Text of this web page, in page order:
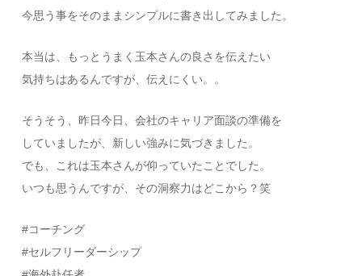
今思う事をそのままシンプルに書き出してみま した。
本当は、もっとうまく玉本さんの良さを伝えたい
気持ちはあるんですが、伝えにくい。。
そうそう、昨日今日、会社のキャリア面談の準備を
していましたが、新しい強みに気づきました。
でも、これは玉本さんが仰っていたことでした。
いつも思うんですが、その洞察力はどこから？笑
#コーチング
#セルフリーダーシップ